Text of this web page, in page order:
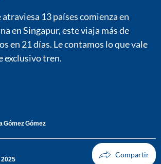
13 países comienza en
en Singapur, este viaja más de
en 21 días. Le contamos lo que vale
exclusivo tren.
Gómez Gómez
2025